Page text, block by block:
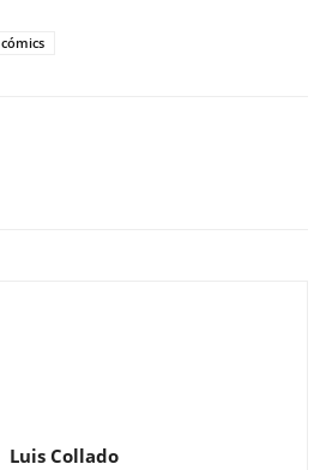
cómics
Luis Collado